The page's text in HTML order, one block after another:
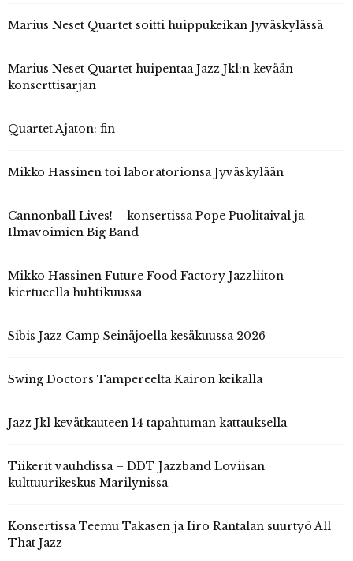
Marius Neset Quartet soitti huippukeikan Jyväskylässä
Marius Neset Quartet huipentaa Jazz Jkl:n kevään
konserttisarjan
Quartet Ajaton: fin
Mikko Hassinen toi laboratorionsa Jyväskylään
Cannonball Lives! – konsertissa Pope Puolitaival ja
Ilmavoimien Big Band
Mikko Hassinen Future Food Factory Jazzliiton
kiertueella huhtikuussa
Sibis Jazz Camp Seinäjoella kesäkuussa 2026
Swing Doctors Tampereelta Kairon keikalla
Jazz Jkl kevätkauteen 14 tapahtuman kattauksella
Tiikerit vauhdissa – DDT Jazzband Loviisan
kulttuurikeskus Marilynissa
Konsertissa Teemu Takasen ja Iiro Rantalan suurtyö All
That Jazz